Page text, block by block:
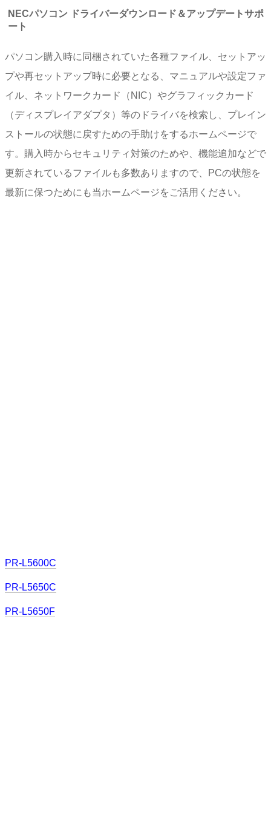
NECパソコン ドライバーダウンロード＆アップデートサポ
ート
パソコン購入時に同梱されていた各種ファイル、セットアッ
プや再セットアップ時に必要となる、マニュアルや設定ファ
イル、ネットワークカード（NIC）やグラフィックカード
（ディスプレイアダプタ）等のドライバを検索し、プレイン
ストールの状態に戻すための手助けをするホームページで
す。購入時からセキュリティ対策のためや、機能追加などで
更新されているファイルも多数ありますので、PCの状態を
最新に保つためにも当ホームページをご活用ください。
PR-L5600C
PR-L5650C
PR-L5650F